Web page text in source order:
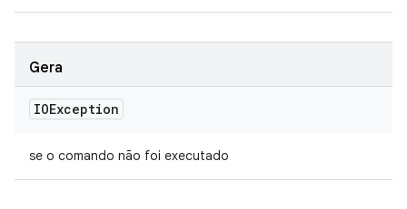
Gera
IOException
se o comando não foi executado